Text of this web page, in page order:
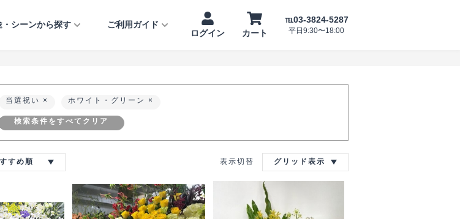
ー
・シーンから探す
移転・増床祝い
竣工・落成祝い
上場祝い・周年記念
イベント・催し物
特集ー大事な方への気晴ら
しのための花贈り
お祝い
誕生日
出産祝い
結婚祝い・結婚記念日
み・お供え
お見舞い・快気祝い
ント・催し物
公演祝い・楽屋見舞い
結婚祝い・結婚記念日
クリスマス
入社式
桜 ― SAKURA ―
ご利用ガイド
当店について
よくあるご質問
お知らせ
ログイン カート
℡03-3824-5287
平日9:30〜18:00
当選祝い ホワイト・グリーン
検索条件をすべてクリア
すめ順 表示切替 グリッド表示